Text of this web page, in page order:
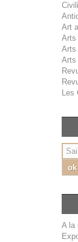
Art
Arts
Arts
Arts
Les
ok
A la